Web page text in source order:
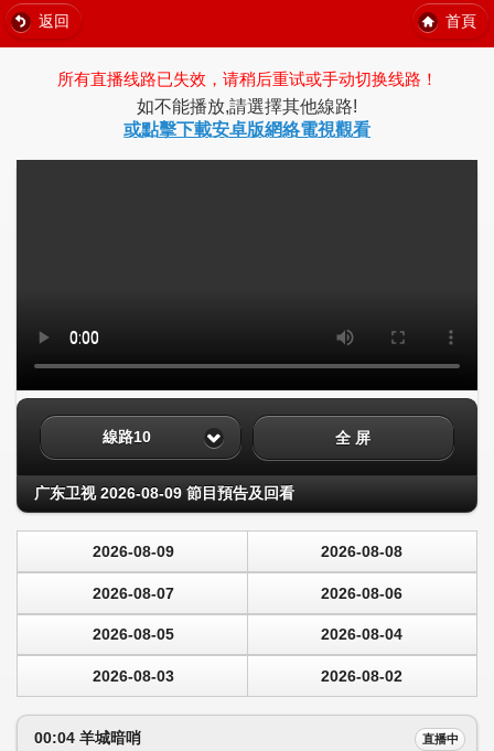
返回 首頁
所有直播线路已失效，请稍后重试或手动切换线路！
如不能播放,請選擇其他線路!
或點擊下載安卓版網絡電視觀看
線路10 全 屏
广东卫视 2026-08-09 節目預告及回看
2026-08-09 2026-08-08
2026-08-07 2026-08-06
2026-08-05 2026-08-04
2026-08-03 2026-08-02
00:04 羊城暗哨 直播中